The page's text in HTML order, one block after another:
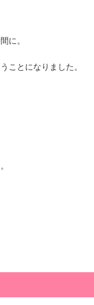
に。
ことになりました。